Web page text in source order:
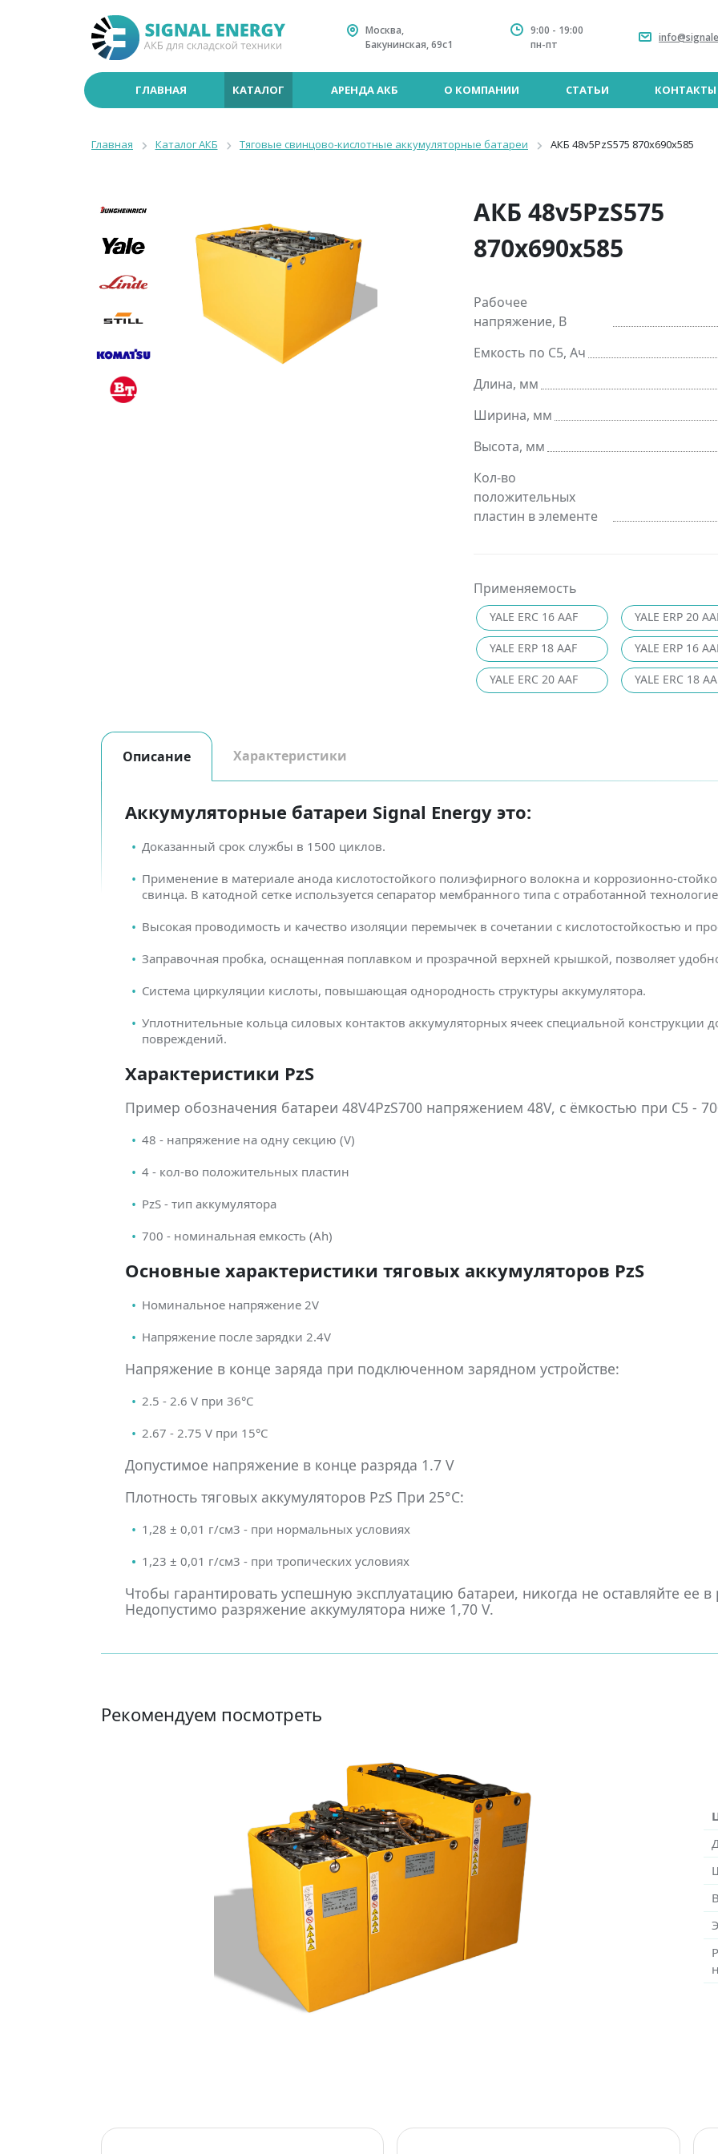
Москва,
Бакунинская, 69с1
9:00 - 19:00
пн-пт
ГЛАВНАЯ КАТАЛОГ АРЕНДА АКБ О КОМПАНИИ СТАТЬИ КОНТАКТЫ
Главная Каталог АКБ Тяговые свинцово-кислотные аккумуляторные батареи АКБ 48v5PzS575 870x690x585
АКБ 48v5PzS575
870x690x585
Рабочее
напряжение, В
Емкость по C5, Ач
Длина, мм
Ширина, мм
Высота, мм
Применяемость
YALE ERC 16 AAF YALE ERP 20
YALE ERP 18 AAF YALE ERP 16
YALE ERC 20 AAF YALE ERC 18
Кол-во
положительных
пластин в элементе
Описание Характеристики
Аккумуляторные батареи Signal Energy это:
Доказанный срок службы в 1500 циклов.
Применение в материале анода кислотостойкого полиэфирного волокна и коррозионно-
свинца. В катодной сетке используется сепаратор мембранного типа с отработанной
Высокая проводимость и качество изоляции перемычек в сочетании с кислотостойкостью и
Заправочная пробка, оснащенная поплавком и прозрачной верхней крышкой, позволяет
Система циркуляции кислоты, повышающая однородность структуры аккумулятора.
Уплотнительные кольца силовых контактов аккумуляторных ячеек специальной
повреждений.
Характеристики PzS
Пример обозначения батареи 48V4PzS700 напряжением 48V, с ёмкостью при C5 -
48 - напряжение на одну секцию (V)
4 - кол-во положительных пластин
PzS - тип аккумулятора
700 - номинальная емкость (Ah)
Основные характеристики тяговых аккумуляторов PzS
Номинальное напряжение 2V
Напряжение после зарядки 2.4V
Напряжение в конце заряда при подключенном зарядном устройстве:
2.5 - 2.6 V при 36°С
2.67 - 2.75 V при 15°С
Допустимое напряжение в конце разряда 1.7 V
Плотность тяговых аккумуляторов PzS При 25°С:
1,28 ± 0,01 г/см3 - при нормальных условиях
1,23 ± 0,01 г/см3 - при тропических условиях
Чтобы гарантировать успешную эксплуатацию батареи, никогда не оставляйте ее
Недопустимо разряжение аккумулятора ниже 1,70 V.
Рекомендуем посмотреть